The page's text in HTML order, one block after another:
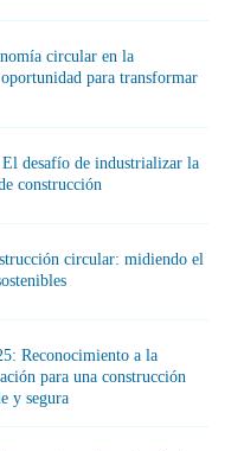
circular en la
para transformar
desafío de industrializar la
construcción
circular: midiendo el
Reconocimiento a la
para una construcción
y segura